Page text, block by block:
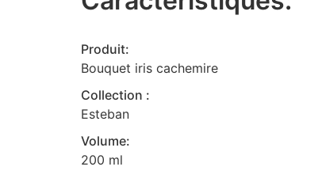
Produit:
Bouquet iris cachemire
Collection :
Esteban
Volume:
200 ml